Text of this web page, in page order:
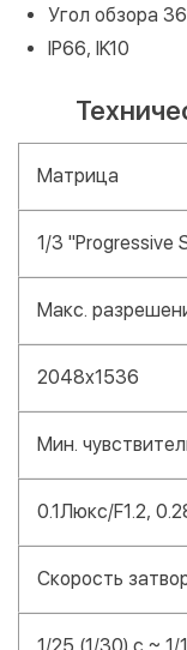
Угол обзора
IP66, IK10
Матрица
1/3 "Progressive
Макс.
2048x1536
Мин.
0.1Люкс/F1.2,
Скорость